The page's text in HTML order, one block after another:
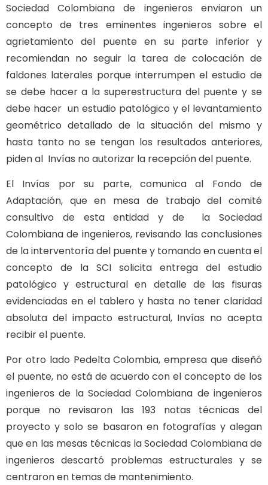
Sociedad Colombiana de ingenieros enviaron un
concepto de tres eminentes ingenieros sobre el
agrietamiento del puente en su parte inferior y
recomiendan no seguir la tarea de colocación de
faldones laterales porque interrumpen el estudio de
se debe hacer a la superestructura del puente y se
debe hacer un estudio patológico y el levantamiento
geométrico detallado de la situación del mismo y
hasta tanto no se tengan los resultados anteriores,
piden al Invías no autorizar la recepción del puente.
El Invías por su parte, comunica al Fondo de
Adaptación, que en mesa de trabajo del comité
consultivo de esta entidad y de la Sociedad
Colombiana de ingenieros, revisando las conclusiones
de la interventoría del puente y tomando en cuenta el
concepto de la SCI solicita entrega del estudio
patológico y estructural en detalle de las fisuras
evidenciadas en el tablero y hasta no tener claridad
absoluta del impacto estructural, Invías no acepta
recibir el puente.
Por otro lado Pedelta Colombia, empresa que diseñó
el puente, no está de acuerdo con el concepto de los
ingenieros de la Sociedad Colombiana de ingenieros
porque no revisaron las 193 notas técnicas del
proyecto y solo se basaron en fotografías y alegan
que en las mesas técnicas la Sociedad Colombiana de
ingenieros descartó problemas estructurales y se
centraron en temas de mantenimiento.